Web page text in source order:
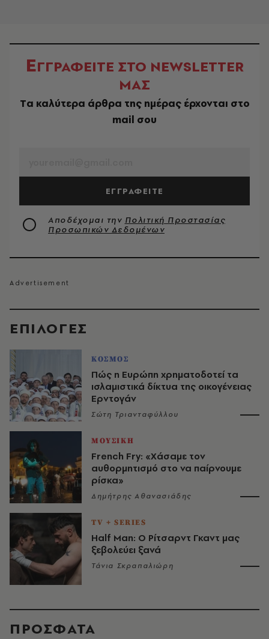
EΠΙΛΟΓΈΣ
ΚΟΣΜΟΣ
Πώς η Ευρώπη χρηματοδοτεί τα
ισλαμιστικά δίκτυα της οικογένειας
Ερντογάν
Σώτη Τριανταφύλλου
ΜΟΥΣΙΚΗ
French Fry: «Χάσαμε τον
αυθορμητισμό στο να παίρνουμε
ρίσκα»
Δημήτρης Αθανασιάδης
TV + SERIES
Half Man: Ο Ρίτσαρντ Γκαντ μας
ξεβολεύει ξανά
Τάνια Σκραπαλιώρη
ΕΓΓΡΑΦΕΙΤΕ ΣΤΟ NEWSLETTER
ΜΑΣ
Tα καλύτερα άρθρα της ημέρας έρχονται στο
mail σου
ΕΓΓΡΑΦΕΙΤΕ
Αποδέχομαι την Πολιτική Προστασίας
Προσωπικών Δεδομένων
ΠΡΟΣΦΑΤΑ